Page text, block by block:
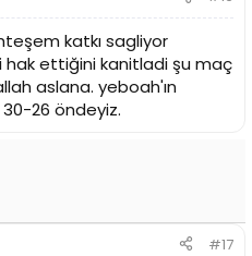
katkı sagliyor
ettiğini kanitladi şu maç
aslana. yeboah'ın
26 öndeyiz.
#17